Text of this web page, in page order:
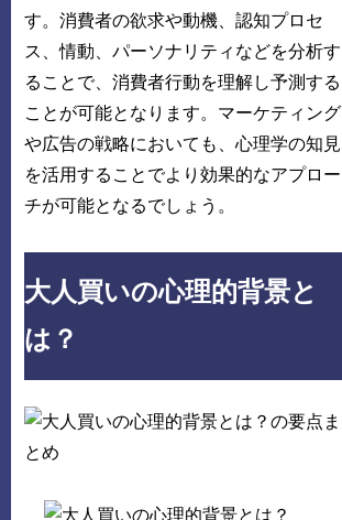
す。消費者の欲求や動機、認知プロセ
ス、情動、パーソナリティなどを分析す
ることで、消費者行動を理解し予測する
ことが可能となります。マーケティング
や広告の戦略においても、心理学の知見
を活用することでより効果的なアプロー
チが可能となるでしょう。
大人買いの心理的背景と
は？